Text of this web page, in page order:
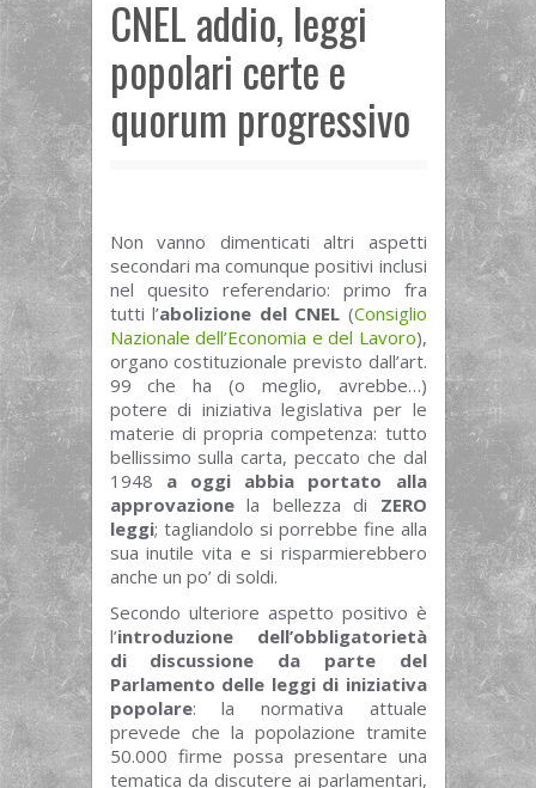
CNEL addio, leggi
popolari certe e
quorum progressivo
Non vanno dimenticati altri aspetti
secondari ma comunque positivi inclusi
nel quesito referendario: primo fra
tutti l’abolizione del CNEL (Consiglio
Nazionale dell’Economia e del Lavoro),
organo costituzionale previsto dall’art.
99 che ha (o meglio, avrebbe…)
potere di iniziativa legislativa per le
materie di propria competenza: tutto
bellissimo sulla carta, peccato che dal
1948 a oggi abbia portato alla
approvazione la bellezza di ZERO
leggi; tagliandolo si porrebbe fine alla
sua inutile vita e si risparmierebbero
anche un po’ di soldi.
Secondo ulteriore aspetto positivo è
l’introduzione dell’obbligatorietà
di discussione da parte del
Parlamento delle leggi di iniziativa
popolare: la normativa attuale
prevede che la popolazione tramite
50.000 firme possa presentare una
tematica da discutere ai parlamentari,